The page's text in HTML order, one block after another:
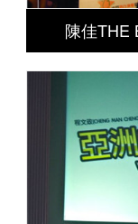
陳佳THE